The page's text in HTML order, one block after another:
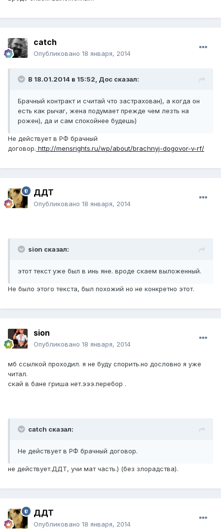
catch
Опубликовано 18 января, 2014
В 18.01.2014 в 15:52, Дос сказал:
Брачный контракт и считай что застрахован), а когда он
есть как рычаг, жена подумает прежде чем лезть на
рожен), да и сам спокойнее будешь)
Не действует в РФ брачный
договор. http://mensrights.ru/wp/about/brachnyj-dogovor-v-rf/
ДДТ
Опубликовано 18 января, 2014
sion сказал:
этот текст уже был в инь яне. вроде скаем выложенный.
Не было этого текста, был похожий но не конкретно этот.
sion
Опубликовано 18 января, 2014
мб ссылкой проходил. я не буду спорить.но дословно я уже
читал.
скай в бане гриша нет.эээ.перебор .
catch сказал:
Не действует в РФ брачный договор.
не действует.ДДТ, учи мат часть.) (без злорадства).
ДДТ
Опубликовано 18 января, 2014